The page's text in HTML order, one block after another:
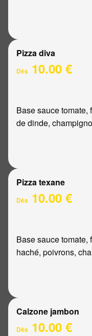
Pizza diva
Dès 10.00 €
Base sauce tomate,
de dinde,
Pizza texane
Dès 10.00 €
Base sauce tomate,
haché, poivrons,
Calzone jambon
Dès 10.00 €